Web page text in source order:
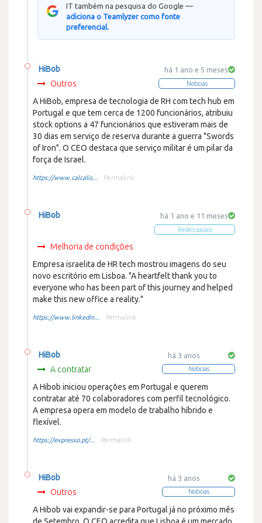
IT também na pesquisa do Google —
adiciona o Teamlyzer como fonte
preferencial.
há 1 ano e 5 meses
Noticias
HiBob
Outros
A HiBob, empresa de tecnologia de RH com tech hub em
Portugal e que tem cerca de 1200 funcionários, atribuiu
stock options a 47 funcionários que estiveram mais de
30 dias em serviço de reserva durante a guerra "Swords
of Iron". O CEO destaca que serviço militar é um pilar da
força de Israel.
https://www.calcalis... Permalink
há 1 ano e 11 meses
Redes sociais
HiBob
Melhoria de condições
Empresa israelita de HR tech mostrou imagens do seu
novo escritório em Lisboa. "A heartfelt thank you to
everyone who has been part of this journey and helped
make this new office a reality."
https://www.linkedin... Permalink
há 3 anos
Noticias
HiBob
A contratar
A Hibob iniciou operações em Portugal e querem
contratar até 70 colaboradores com perfil tecnológico.
A empresa opera em modelo de trabalho híbrido e
flexível.
https://expresso.pt/... Permalink
há 3 anos
Noticias
HiBob
Outros
A Hibob vai expandir-se para Portugal já no próximo mês
de Setembro. O CEO acredita que Lisboa é um mercado